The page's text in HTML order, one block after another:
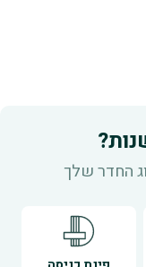
החדר שלך